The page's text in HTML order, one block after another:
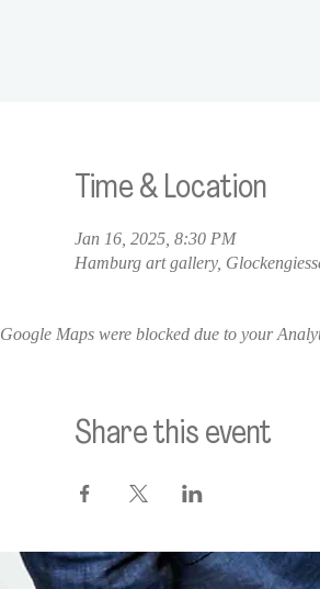
Time & Location
Jan 16, 2025, 8:30 PM
Hamburg art gallery,
Google Maps were blocked due to your
Share this event